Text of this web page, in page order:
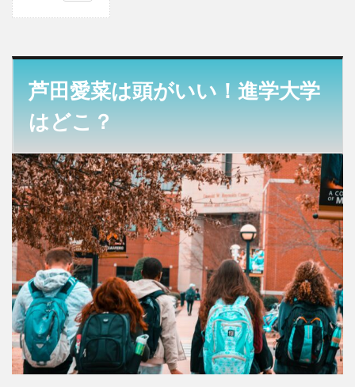
がい
い！
進学
大学
こ？
2
芦田
愛菜
の進
学大
学、
慶應
義塾
大学
法学
部政
治学
芦田愛菜は頭がいい！進学大学
はどこ？